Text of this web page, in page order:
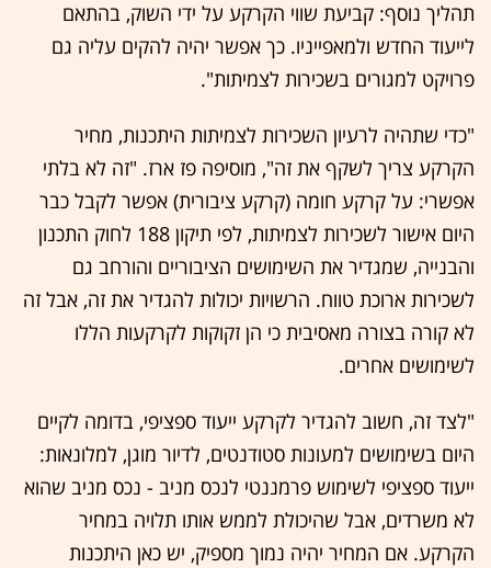
תהליך נוסף: קביעת שווי הקרקע על ידי השוק, בהתאם
לייעוד החדש ולמאפייניו. כך אפשר יהיה להקים עליה גם
פרויקט למגורים בשכירות לצמיתות".
"כדי שתהיה לרעיון השכירות לצמיתות היתכנות, מחיר
הקרקע צריך לשקף את זה", מוסיפה פז ארז. "זה לא בלתי
אפשרי: על קרקע חומה (קרקע ציבורית) אפשר לקבל כבר
היום אישור לשכירות לצמיתות, לפי תיקון 188 לחוק התכנון
והבנייה, שמגדיר את השימושים הציבוריים והורחב גם
לשכירות ארוכת טווח. הרשויות יכולות להגדיר את זה, אבל זה
לא קורה בצורה מאסיבית כי הן זקוקות לקרקעות הללו
לשימושים אחרים.
"לצד זה, חשוב להגדיר לקרקע ייעוד ספציפי, בדומה לקיים
היום בשימושים למעונות סטודנטים, לדיור מוגן, למלונאות:
ייעוד ספציפי לשימוש פרמננטי לנכס מניב - נכס מניב שהוא
לא משרדים, אבל שהיכולת לממש אותו תלויה במחיר
הקרקע. אם המחיר יהיה נמוך מספיק, יש כאן היתכנות